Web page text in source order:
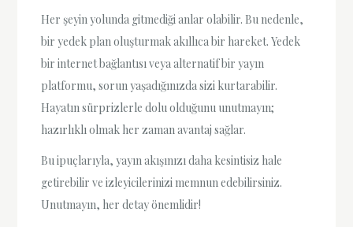
Her şeyin yolunda gitmediği anlar olabilir. Bu nedenle,
bir yedek plan oluşturmak akıllıca bir hareket. Yedek
bir internet bağlantısı veya alternatif bir yayın
platformu, sorun yaşadığınızda sizi kurtarabilir.
Hayatın sürprizlerle dolu olduğunu unutmayın;
hazırlıklı olmak her zaman avantaj sağlar.
Bu ipuçlarıyla, yayın akışınızı daha kesintisiz hale
getirebilir ve izleyicilerinizi memnun edebilirsiniz.
Unutmayın, her detay önemlidir!